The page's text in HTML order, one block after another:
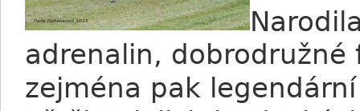
adrenalin,
zejména pak